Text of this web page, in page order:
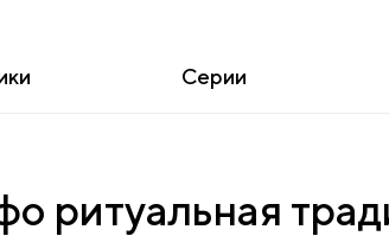
Серии
ритуальная